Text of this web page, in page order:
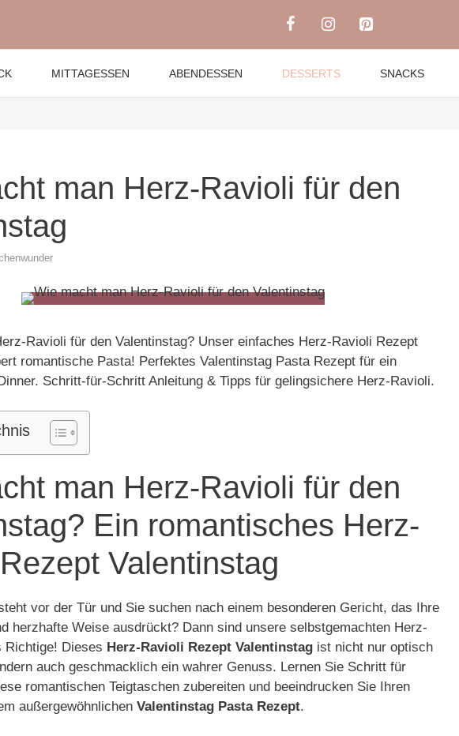
MITTAGESSEN ABENDESSEN DESSERTS SNACKS
man Herz-Ravioli für den
Ravioli für den Valentinstag? Unser einfaches Herz-Ravioli Rezept
romantische Pasta! Perfektes Valentinstag Pasta Rezept für ein
Schritt-für-Schritt Anleitung & Tipps für gelingsichere Herz-Ravioli.
man Herz-Ravioli für den
Ein romantisches Herz-
Valentinstag
vor der Tür und Sie suchen nach einem besonderen Gericht, das Ihre
herzhafte Weise ausdrückt? Dann sind unsere selbstgemachten Herz-
Richtige! Dieses Herz-Ravioli Rezept Valentinstag ist nicht nur optisch
auch geschmacklich ein wahrer Genuss. Lernen Sie Schritt für
romantischen Teigtaschen zubereiten und beeindrucken Sie Ihren
außergewöhnlichen Valentinstag Pasta Rezept.